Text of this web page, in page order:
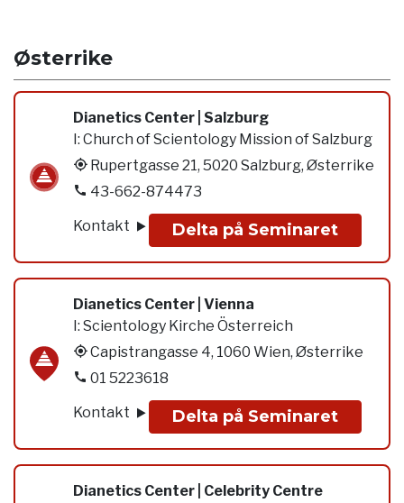
Østerrike
Dianetics Center | Salzburg
I: Church of Scientology Mission of Salzburg
Rupertgasse 21, 5020 Salzburg, Østerrike
43-662-874473
Kontakt
Delta på Seminaret
Dianetics Center | Vienna
I: Scientology Kirche Österreich
Capistrangasse 4, 1060 Wien, Østerrike
01 5223618
Kontakt
Delta på Seminaret
Dianetics Center | Celebrity Centre